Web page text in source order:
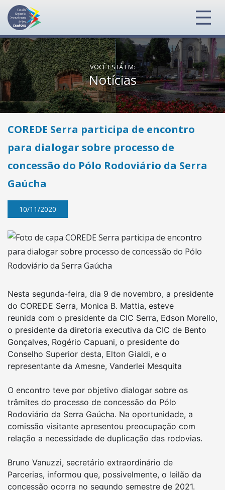
VOCÊ ESTÁ EM:
Notícias
COREDE Serra participa de encontro
para dialogar sobre processo de
concessão do Pólo Rodoviário da Serra
Gaúcha
10/11/2020
Nesta segunda-feira, dia 9 de novembro, a presidente
do COREDE Serra, Monica B. Mattia, esteve
reunida com o presidente da CIC Serra, Edson Morello,
o presidente da diretoria executiva da CIC de Bento
Gonçalves, Rogério Capuani, o presidente do
Conselho Superior desta, Elton Gialdi, e o
representante da Amesne, Vanderlei Mesquita
O encontro teve por objetivo dialogar sobre os
trâmites do processo de concessão do Pólo
Rodoviário da Serra Gaúcha. Na oportunidade, a
comissão visitante apresentou preocupação com
relação a necessidade de duplicação das rodovias.
Bruno Vanuzzi, secretário extraordinário de
Parcerias, informou que, possivelmente, o leilão da
concessão ocorra no segundo semestre de 2021.